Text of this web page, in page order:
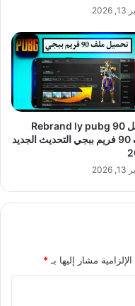
تحميل Rebrand ly pubg 90
ملف 90 فريم ببجي التحديث الجديد
مشار إليها بـ *